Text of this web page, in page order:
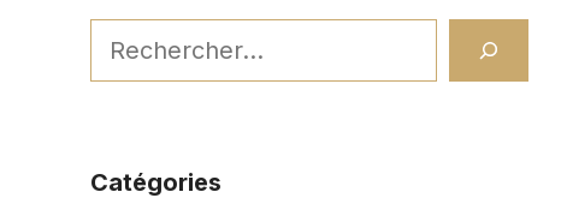
Catégories